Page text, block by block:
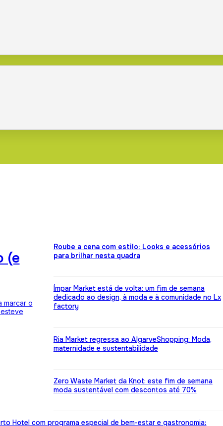
(e
marcar o
Roube a cena com estilo: Looks e acessórios
para brilhar nesta quadra
Ímpar Market está de volta: um fim de semana
dedicado ao design, à moda e à comunidade no Lx
factory
Ria Market regressa ao AlgarveShopping: Moda,
maternidade e sustentabilidade
Zero Waste Market da Knot: este fim de semana
moda sustentável com descontos até 70%
Hotel com programa especial de bem-estar e gastronomia: